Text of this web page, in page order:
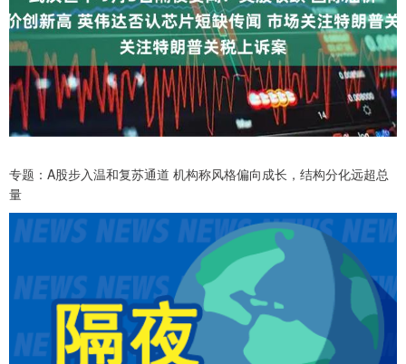
专题：A股步入温和复苏通道 机构称风格偏向成长，结构分化远超总
量